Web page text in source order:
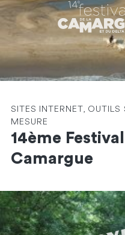
SITES INTERNET, OUTILS
MESURE
14ème
Camargue